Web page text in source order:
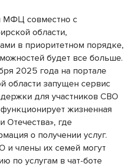
МФЦ совместно с
области,
в приоритетном порядке,
будет все больше.
2025 года на портале
запущен сервис
для участников СВО
жизненная
Отечества», где
о получении услуг.
и члены их семей могут
по услугам в чат-боте